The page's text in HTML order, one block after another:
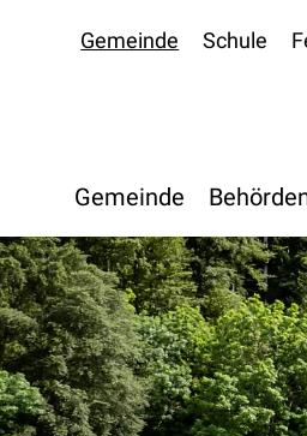
Navigieren in
Gemeinde Schule
Gemeinde